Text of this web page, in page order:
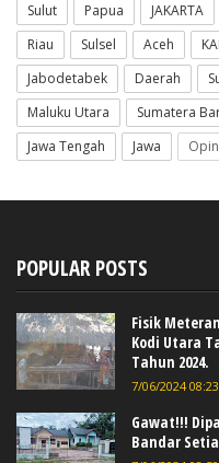
Sulut Papua JAKARTA
Riau
Sulsel Aceh
Jabodetabek
Daerah
Maluku Utara
Sumatera
Jawa Tengah
Jawa
POPULAR POSTS
Fisik
Kodi Utara
Tahun 2024.
7/06/2024
Gawat!!!
Bandar